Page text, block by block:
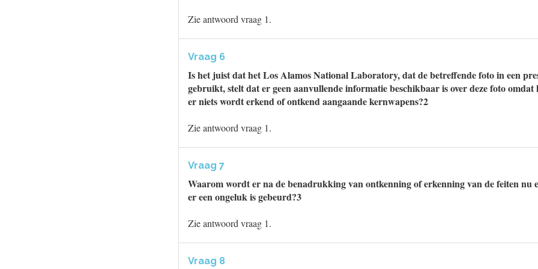
Zie antwoord vraag 1.
Vraag 6
Is het juist dat het Los Alamos National Laboratory, dat de betreffende foto in een
gebruikt, stelt dat er geen aanvullende informatie beschikbaar is over deze foto omdat
er niets wordt erkend of ontkend aangaande kernwapens?2
Zie antwoord vraag 1.
Vraag 7
Waarom wordt er na de benadrukking van ontkenning of erkenning van de feiten nu
er een ongeluk is gebeurd?3
Zie antwoord vraag 1.
Vraag 8